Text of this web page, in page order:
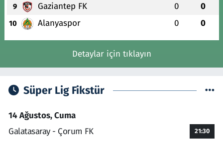
9 Gaziantep FK 0 0
10 Alanyaspor 0 0
Detaylar için tıklayın
Süper Lig Fikstür
14 Ağustos, Cuma
Galatasaray - Çorum FK
21:30